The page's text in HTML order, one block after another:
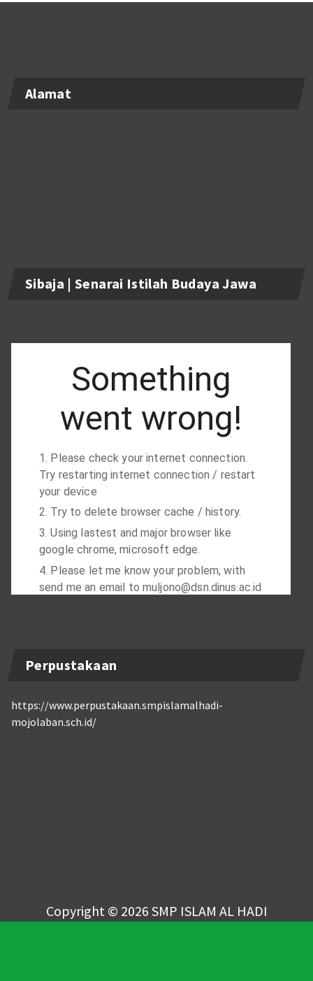
Alamat
Sibaja | Senarai Istilah Budaya Jawa
Perpustakaan
https://www.perpustakaan.smpislamalhadi-
mojolaban.sch.id/
Copyright © 2026 SMP ISLAM AL HADI